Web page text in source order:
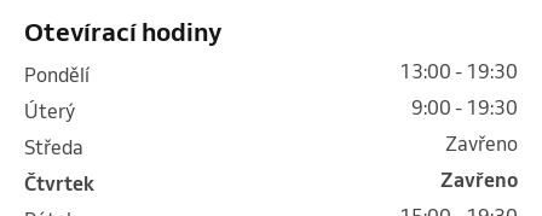
Otevírací hodiny
pondělí
13:00 - 19:30
úterý
9:00 - 19:30
středa
Zavřeno
čtvrtek
Zavřeno